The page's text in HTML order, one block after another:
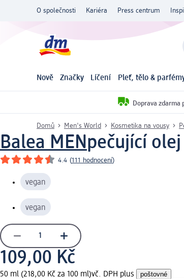
O společnosti Kariéra Press centrum
Nově Značky Líčení Pleť, tělo &
Doprava zdarma
Domů Men's World Kosmetika na vousy
Balea MENpečující
4.4 (111 hodnocení)
vegan
vegan
109,00 Kč
50 ml (218,00 Kč za 100 ml)vč. DPH plus poštovné